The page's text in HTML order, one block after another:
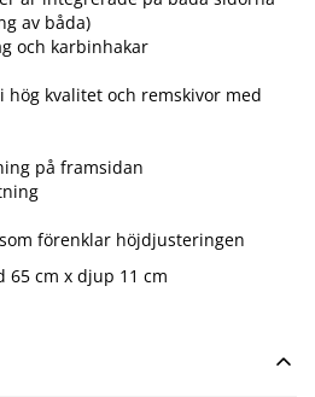
av båda)
och karbinhakar
hög kvalitet och remskivor med
på framsidan
förenklar höjdjusteringen
65 cm x djup 11 cm